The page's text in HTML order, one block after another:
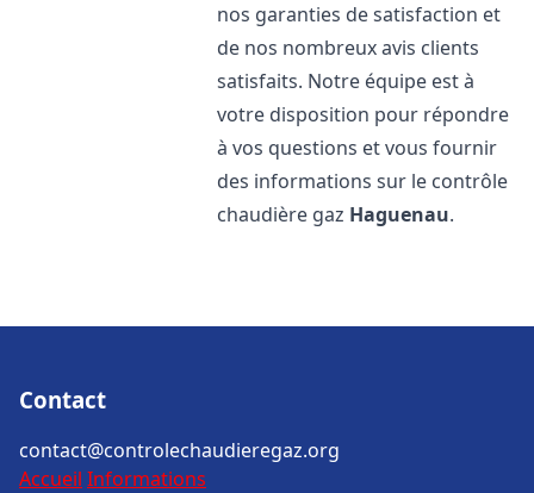
nos garanties de satisfaction et
de nos nombreux avis clients
satisfaits. Notre équipe est à
votre disposition pour répondre
à vos questions et vous fournir
des informations sur le contrôle
chaudière gaz Haguenau.
Contact
contact@controlechaudieregaz.org
Accueil Informations